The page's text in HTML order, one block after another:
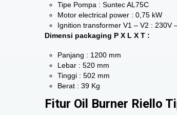
Tipe Pompa : Suntec AL75C
Motor electrical power : 0,75 kW
Ignition transformer V1 – V2 : 230V
Dimensi packaging P X L X T :
Panjang : 1200 mm
Lebar : 520 mm
Tinggi : 502 mm
Berat : 39 Kg
Fitur Oil Burner Riello